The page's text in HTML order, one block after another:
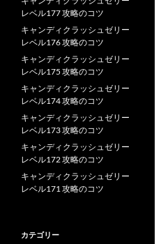
レベル177 攻略のコツ
キャンディクラッシュゼリー
レベル176 攻略のコツ
キャンディクラッシュゼリー
レベル175 攻略のコツ
キャンディクラッシュゼリー
レベル174 攻略のコツ
キャンディクラッシュゼリー
レベル173 攻略のコツ
キャンディクラッシュゼリー
レベル172 攻略のコツ
キャンディクラッシュゼリー
レベル171 攻略のコツ
カテゴリー